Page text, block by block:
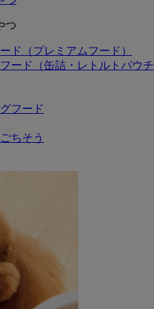
つ
ド（プレミアムフード）
ード（缶詰・レトルトパウ
フード
ちそう